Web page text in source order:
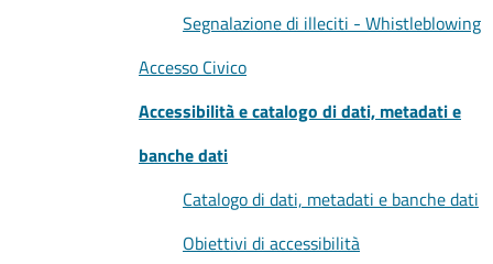
Segnalazione di illeciti - Whistleblowing
Accesso Civico
Accessibilità e catalogo di dati, metadati e
banche dati
Catalogo di dati, metadati e banche dati
Obiettivi di accessibilità